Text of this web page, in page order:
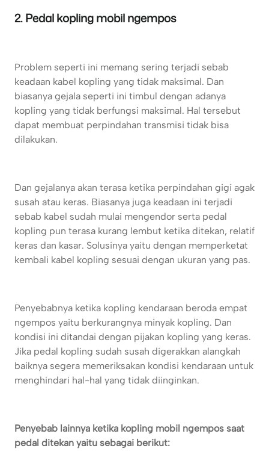
2. Pedal kopling mobil ngempos
Problem seperti ini memang sering terjadi sebab
keadaan kabel kopling yang tidak maksimal. Dan
biasanya gejala seperti ini timbul dengan adanya
kopling yang tidak berfungsi maksimal. Hal tersebut
dapat membuat perpindahan transmisi tidak bisa
dilakukan.
Dan gejalanya akan terasa ketika perpindahan gigi agak
susah atau keras. Biasanya juga keadaan ini terjadi
sebab kabel sudah mulai mengendor serta pedal
kopling pun terasa kurang lembut ketika ditekan, relatif
keras dan kasar. Solusinya yaitu dengan memperketat
kembali kabel kopling sesuai dengan ukuran yang pas.
Penyebabnya ketika kopling kendaraan beroda empat
ngempos yaitu berkurangnya minyak kopling. Dan
kondisi ini ditandai dengan pijakan kopling yang keras.
Jika pedal kopling sudah susah digerakkan alangkah
baiknya segera memeriksakan kondisi kendaraan untuk
menghindari hal-hal yang tidak diinginkan.
Penyebab lainnya ketika kopling mobil ngempos saat
pedal ditekan yaitu sebagai berikut: